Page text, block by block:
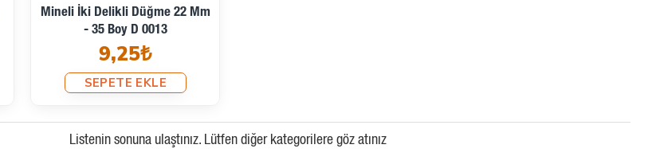
Ön Sipariş
Mineli İki Delikli Düğme 22 Mm
- 35 Boy D 0013
9,25₺
SEPETE EKLE
Listenin sonuna ulaştınız. Lütfen diğer kategorilere göz atınız